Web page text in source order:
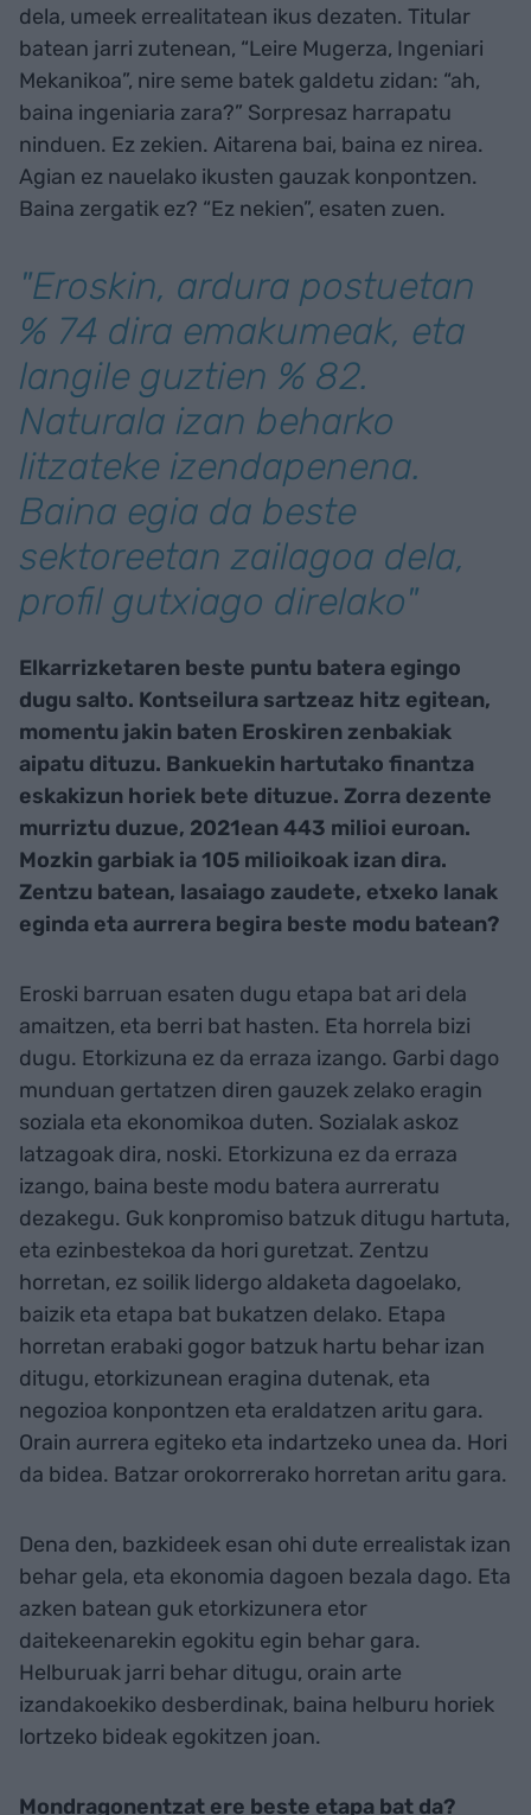
dela, umeek errealitatean ikus dezaten. Titular
batean jarri zutenean, “Leire Mugerza, Ingeniari
Mekanikoa”, nire seme batek galdetu zidan: “ah,
baina ingeniaria zara?” Sorpresaz harrapatu
ninduen. Ez zekien. Aitarena bai, baina ez nirea.
Agian ez nauelako ikusten gauzak konpontzen.
Baina zergatik ez? “Ez nekien”, esaten zuen.
"Eroskin, ardura postuetan
% 74 dira emakumeak, eta
langile guztien % 82.
Naturala izan beharko
litzateke izendapenena.
Baina egia da beste
sektoreetan zailagoa dela,
profil gutxiago direlako"
Elkarrizketaren beste puntu batera egingo
dugu salto. Kontseilura sartzeaz hitz egitean,
momentu jakin baten Eroskiren zenbakiak
aipatu dituzu. Bankuekin hartutako finantza
eskakizun horiek bete dituzue. Zorra dezente
murriztu duzue, 2021ean 443 milioi euroan.
Mozkin garbiak ia 105 milioikoak izan dira.
Zentzu batean, lasaiago zaudete, etxeko lanak
eginda eta aurrera begira beste modu batean?
Eroski barruan esaten dugu etapa bat ari dela
amaitzen, eta berri bat hasten. Eta horrela bizi
dugu. Etorkizuna ez da erraza izango. Garbi dago
munduan gertatzen diren gauzek zelako eragin
soziala eta ekonomikoa duten. Sozialak askoz
latzagoak dira, noski. Etorkizuna ez da erraza
izango, baina beste modu batera aurreratu
dezakegu. Guk konpromiso batzuk ditugu hartuta,
eta ezinbestekoa da hori guretzat. Zentzu
horretan, ez soilik lidergo aldaketa dagoelako,
baizik eta etapa bat bukatzen delako. Etapa
horretan erabaki gogor batzuk hartu behar izan
ditugu, etorkizunean eragina dutenak, eta
negozioa konpontzen eta eraldatzen aritu gara.
Orain aurrera egiteko eta indartzeko unea da. Hori
da bidea. Batzar orokorrerako horretan aritu gara.
Dena den, bazkideek esan ohi dute errealistak izan
behar gela, eta ekonomia dagoen bezala dago. Eta
azken batean guk etorkizunera etor
daitekeenarekin egokitu egin behar gara.
Helburuak jarri behar ditugu, orain arte
izandakoekiko desberdinak, baina helburu horiek
lortzeko bideak egokitzen joan.
Mondragonentzat ere beste etapa bat da?